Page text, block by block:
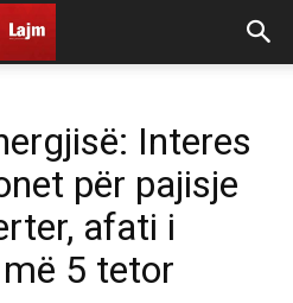
Interes
për pajisje
afati i
5 tetor